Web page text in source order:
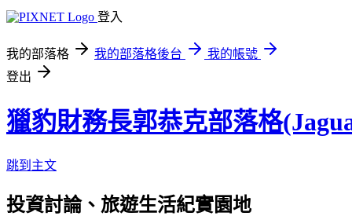
登入
我的部落格 我的部落格後台
我的帳號
登出
獵豹財務長郭恭克部落格
跳到主文
投資討論、旅遊生活紀實園地